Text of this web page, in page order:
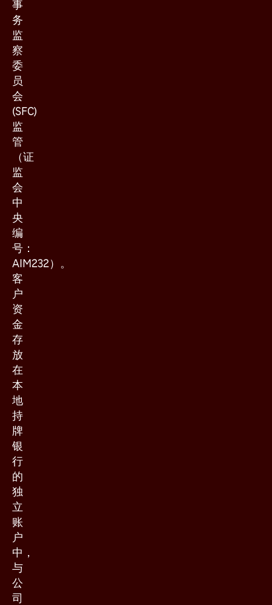
事
务
监
察
委
员
会
(SFC)
监
管
（证
监
会
中
央
编
号：
AIM232）。
客
户
资
金
存
放
在
本
地
持
牌
银
行
的
独
立
账
户
中，
与
公
司